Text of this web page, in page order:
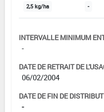
2,5 kg/ha -
INTERVALLE MINIMUM
-
DATE DE RETRAIT DE
06/02/2004
DATE DE FIN DE
-